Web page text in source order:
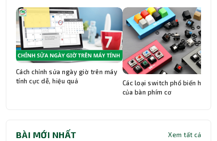
Cách chỉnh sửa ngày giờ trên máy
tính cực dễ, hiệu quả
Các loại switch phổ biến hiện
của bàn phím cơ
BÀI MỚI NHẤT Xem tất cả